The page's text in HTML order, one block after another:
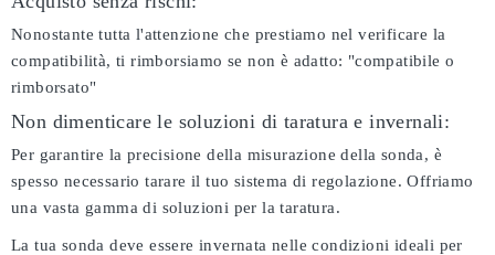
Nonostante tutta l'attenzione che prestiamo nel verificare la
compatibilità, ti rimborsiamo se non è adatto: "compatibile o
rimborsato"
Non dimenticare le soluzioni di taratura e invernali:
Per garantire la precisione della misurazione della sonda, è
spesso necessario tarare il tuo sistema di regolazione. Offriamo
una vasta gamma di soluzioni per la taratura.
La tua sonda deve essere invernata nelle condizioni ideali per